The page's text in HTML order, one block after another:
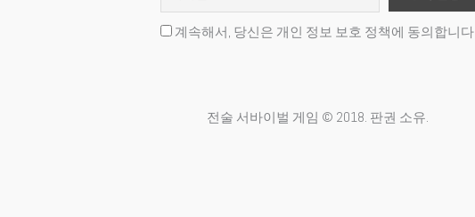
계속해서, 당신은 개인 정보 보호 정책에 동의합니다
전술 서바이벌 게임 © 2018. 판권 소유.